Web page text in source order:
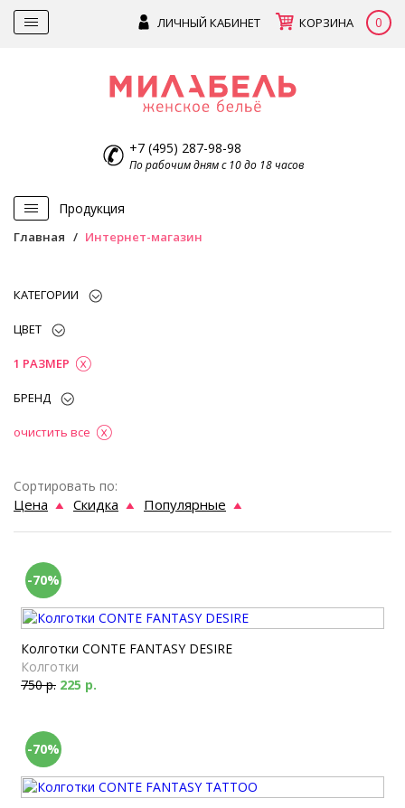
ЛИЧНЫЙ КАБИНЕТ КОРЗИНА 0
+7 (495) 287-98-98
По рабочим дням с 10 до 18 часов
Продукция
Главная Интернет-магазин
КАТЕГОРИИ
ЦВЕТ
1 РАЗМЕР
БРЕНД
очистить все
Сортировать по:
Цена Скидка Популярные
-70%
Колготки CONTE FANTASY DESIRE
Колготки
750 р. 225 р.
-70%